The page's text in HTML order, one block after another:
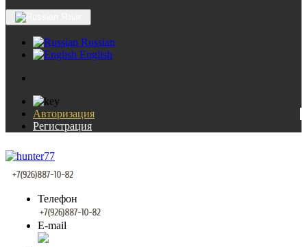
Russian
English
Авторизация
Регистрация
Телефон
E-mail